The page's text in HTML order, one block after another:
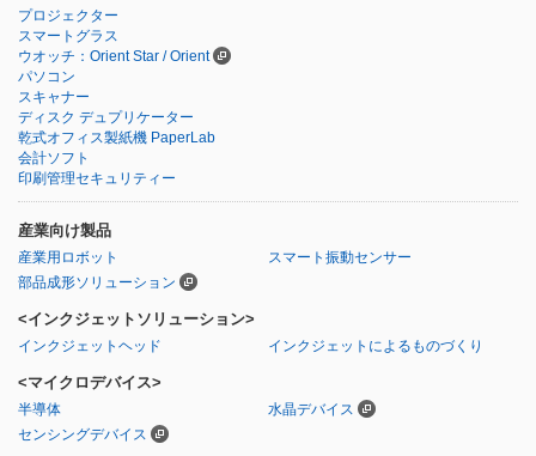
プロジェクター
スマートグラス
ウオッチ：Orient Star / Orient
パソコン
スキャナー
ディスク デュプリケーター
乾式オフィス製紙機 PaperLab
会計ソフト
印刷管理セキュリティー
産業向け製品
産業用ロボット
スマート振動センサー
部品成形ソリューション
<インクジェットソリューション>
インクジェットヘッド インクジェットによるものづくり
<マイクロデバイス>
半導体
水晶デバイス
センシングデバイス